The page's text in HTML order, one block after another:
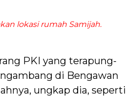
lokasi rumah Samijah.
PKI yang terapung-
di Bengawan
ungkap dia, seperti